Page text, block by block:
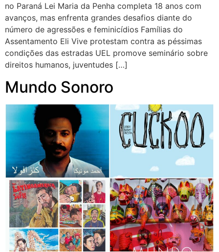
no Paraná Lei Maria da Penha completa 18 anos com
avanços, mas enfrenta grandes desafios diante do
número de agressões e feminicídios Famílias do
Assentamento Eli Vive protestam contra as péssimas
condições das estradas UEL promove seminário sobre
direitos humanos, juventudes […]
Mundo Sonoro